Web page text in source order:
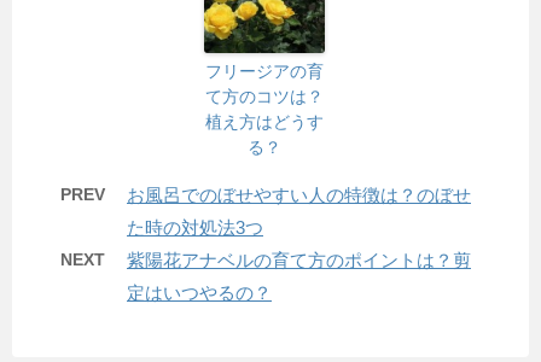
フリージアの育
て方のコツは？
植え方はどうす
る？
PREV
お風呂でのぼせやすい人の特徴は？のぼせ
た時の対処法3つ
NEXT
紫陽花アナベルの育て方のポイントは？剪
定はいつやるの？